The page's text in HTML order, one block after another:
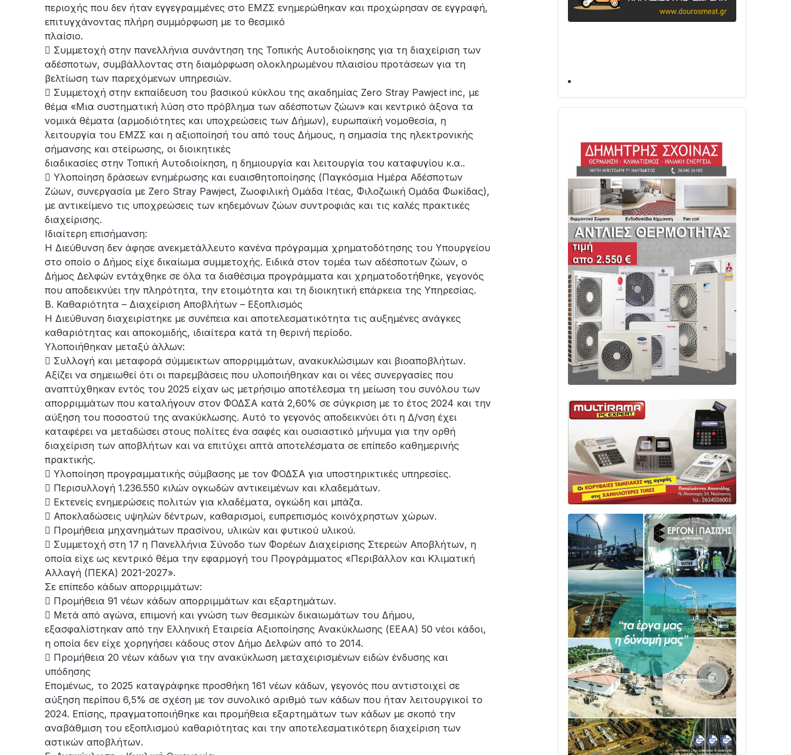
περιοχής που δεν ήταν εγγεγραμμένες στο ΕΜΖΣ ενημερώθηκαν και προχώρησαν σε εγγραφή,
επιτυγχάνοντας πλήρη συμμόρφωση με το θεσμικό
πλαίσιο.
 Συμμετοχή στην πανελλήνια συνάντηση της Τοπικής Αυτοδιοίκησης για τη διαχείριση των
αδέσποτων, συμβάλλοντας στη διαμόρφωση ολοκληρωμένου πλαισίου προτάσεων για τη
βελτίωση των παρεχόμενων υπηρεσιών.
 Συμμετοχή στην εκπαίδευση του βασικού κύκλου της ακαδημίας Zero Stray Pawject inc, με
θέμα «Μια συστηματική λύση στο πρόβλημα των αδέσποτων ζώων» και κεντρικό άξονα τα
νομικά θέματα (αρμοδιότητες και υποχρεώσεις των Δήμων), ευρωπαϊκή νομοθεσία, η
λειτουργία του ΕΜΖΣ και η αξιοποίησή του από τους Δήμους, η σημασία της ηλεκτρονικής
σήμανσης και στείρωσης, οι διοικητικές
διαδικασίες στην Τοπική Αυτοδιοίκηση, η δημιουργία και λειτουργία του καταφυγίου κ.α..
 Υλοποίηση δράσεων ενημέρωσης και ευαισθητοποίησης (Παγκόσμια Ημέρα Αδέσποτων
Ζώων, συνεργασία με Zero Stray Pawject, Ζωοφιλική Ομάδα Ιτέας, Φιλοζωική Ομάδα Φωκίδας),
με αντικείμενο τις υποχρεώσεις των κηδεμόνων ζώων συντροφιάς και τις καλές πρακτικές
διαχείρισης.
Ιδιαίτερη επισήμανση:
Η Διεύθυνση δεν άφησε ανεκμετάλλευτο κανένα πρόγραμμα χρηματοδότησης του Υπουργείου
στο οποίο ο Δήμος είχε δικαίωμα συμμετοχής. Ειδικά στον τομέα των αδέσποτων ζώων, ο
Δήμος Δελφών εντάχθηκε σε όλα τα διαθέσιμα προγράμματα και χρηματοδοτήθηκε, γεγονός
που αποδεικνύει την πληρότητα, την ετοιμότητα και τη διοικητική επάρκεια της Υπηρεσίας.
Β. Καθαριότητα – Διαχείριση Αποβλήτων – Εξοπλισμός
Η Διεύθυνση διαχειρίστηκε με συνέπεια και αποτελεσματικότητα τις αυξημένες ανάγκες
καθαριότητας και αποκομιδής, ιδιαίτερα κατά τη θερινή περίοδο.
Υλοποιήθηκαν μεταξύ άλλων:
 Συλλογή και μεταφορά σύμμεικτων απορριμμάτων, ανακυκλώσιμων και βιοαποβλήτων.
Αξίζει να σημειωθεί ότι οι παρεμβάσεις που υλοποιήθηκαν και οι νέες συνεργασίες που
αναπτύχθηκαν εντός του 2025 είχαν ως μετρήσιμο αποτέλεσμα τη μείωση του συνόλου των
απορριμμάτων που καταλήγουν στον ΦΟΔΣΑ κατά 2,60% σε σύγκριση με το έτος 2024 και την
αύξηση του ποσοστού της ανακύκλωσης. Αυτό το γεγονός αποδεικνύει ότι η Δ/νση έχει
καταφέρει να μεταδώσει στους πολίτες ένα σαφές και ουσιαστικό μήνυμα για την ορθή
διαχείριση των αποβλήτων και να επιτύχει απτά αποτελέσματα σε επίπεδο καθημερινής
πρακτικής.
 Υλοποίηση προγραμματικής σύμβασης με τον ΦΟΔΣΑ για υποστηρικτικές υπηρεσίες.
 Περισυλλογή 1.236.550 κιλών ογκωδών αντικειμένων και κλαδεμάτων.
 Εκτενείς ενημερώσεις πολιτών για κλαδέματα, ογκώδη και μπάζα.
 Αποκλαδώσεις υψηλών δέντρων, καθαρισμοί, ευπρεπισμός κοινόχρηστων χώρων.
 Προμήθεια μηχανημάτων πρασίνου, υλικών και φυτικού υλικού.
 Συμμετοχή στη 17 η Πανελλήνια Σύνοδο των Φορέων Διαχείρισης Στερεών Αποβλήτων, η
οποία είχε ως κεντρικό θέμα την εφαρμογή του Προγράμματος «Περιβάλλον και Κλιματική
Αλλαγή (ΠΕΚΑ) 2021-2027».
Σε επίπεδο κάδων απορριμμάτων:
 Προμήθεια 91 νέων κάδων απορριμμάτων και εξαρτημάτων.
 Μετά από αγώνα, επιμονή και γνώση των θεσμικών δικαιωμάτων του Δήμου,
εξασφαλίστηκαν από την Ελληνική Εταιρεία Αξιοποίησης Ανακύκλωσης (ΕΕΑΑ) 50 νέοι κάδοι,
η οποία δεν είχε χορηγήσει κάδους στον Δήμο Δελφών από το 2014.
 Προμήθεια 20 νέων κάδων για την ανακύκλωση μεταχειρισμένων ειδών ένδυσης και
υπόδησης
Επομένως, το 2025 καταγράφηκε προσθήκη 161 νέων κάδων, γεγονός που αντιστοιχεί σε
αύξηση περίπου 6,5% σε σχέση με τον συνολικό αριθμό των κάδων που ήταν λειτουργικοί το
2024. Επίσης, πραγματοποιήθηκε και προμήθεια εξαρτημάτων των κάδων με σκοπό την
αναβάθμιση του εξοπλισμού καθαριότητας και την αποτελεσματικότερη διαχείριση των
αστικών αποβλήτων.